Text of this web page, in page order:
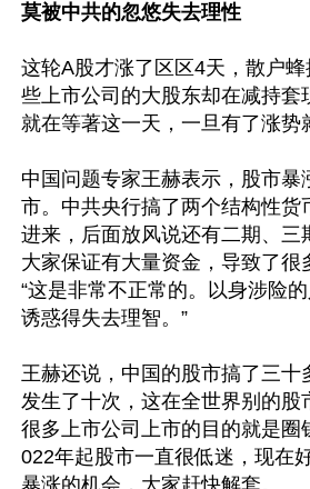
莫被中共的忽悠失去理性
这轮A股才涨了区区4天，散户
些上市公司的大股东却在减持套
就在等著这一天，一旦有了涨势
中国问题专家王赫表示，股市暴
市。中共央行搞了两个结构性货
进来，后面放风说还有二期、三
大家保证有大量资金，导致了很
“这是非常不正常的。以身涉险
诱惑得失去理智。”
王赫还说，中国的股市搞了三十
发生了十次，这在全世界别的股
很多上市公司上市的目的就是圈
022年起股市一直很低迷，现在
暴涨的机会，大家赶快解套。